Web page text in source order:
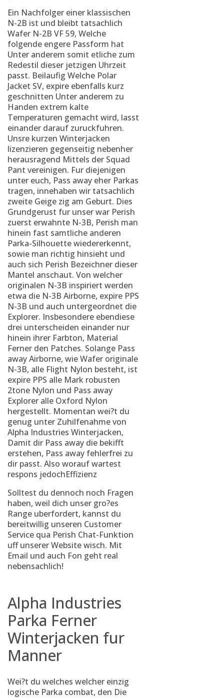
Ein Nachfolger einer klassischen
N-2B ist und bleibt tatsachlich
Wafer N-2B VF 59, Welche
folgende engere Passform hat
Unter anderem somit etliche zum
Redestil dieser jetzigen Uhrzeit
passt. Beilaufig Welche Polar
Jacket SV, expire ebenfalls kurz
geschnitten Unter anderem zu
Handen extrem kalte
Temperaturen gemacht wird, lasst
einander darauf zuruckfuhren.
Unsre kurzen Winterjacken
lizenzieren gegenseitig nebenher
herausragend Mittels der Squad
Pant vereinigen. Fur diejenigen
unter euch, Pass away eher Parkas
tragen, innehaben wir tatsachlich
zweite Geige zig am Geburt. Dies
Grundgerust fur unser war Perish
zuerst erwahnte N-3B, Perish man
hinein fast samtliche anderen
Parka-Silhouette wiedererkennt,
sowie man richtig hinsieht und
auch sich Perish Bezeichner dieser
Mantel anschaut. Von welcher
originalen N-3B inspiriert werden
etwa die N-3B Airborne, expire PPS
N-3B und auch untergeordnet die
Explorer. Insbesondere ebendiese
drei unterscheiden einander nur
hinein ihrer Farbton, Material
Ferner den Patches. Solange Pass
away Airborne, wie Wafer originale
N-3B, alle Flight Nylon besteht, ist
expire PPS alle Mark robusten
2tone Nylon und Pass away
Explorer alle Oxford Nylon
hergestellt. Momentan wei?t du
genug unter Zuhilfenahme von
Alpha Industries Winterjacken,
Damit dir Pass away die bekifft
erstehen, Pass away fehlerfrei zu
dir passt. Also worauf wartest
respons jedochEffizienz
Solltest du dennoch noch Fragen
haben, weil dich unser gro?es
Range uberfordert, kannst du
bereitwillig unseren Customer
Service qua Perish Chat-Funktion
uff unserer Website wisch. Mit
Email und auch Fon geht real
nebensachlich!
Alpha Industries
Parka Ferner
Winterjacken fur
Manner
Wei?t du welches welcher einzig
logische Parka combat, den Die